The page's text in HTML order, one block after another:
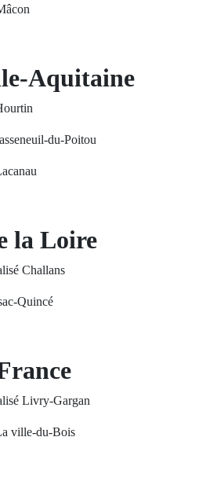
Aquitaine
du-Poitou
la Loire
Challans
Quincé
Livry-Gargan
ville-du-Bois